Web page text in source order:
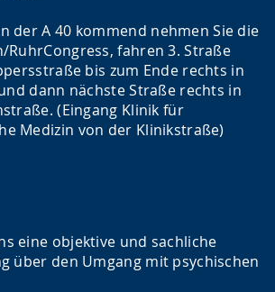
der A 40 kommend nehmen Sie die
RuhrCongress, fahren 3. Straße
bis zum Ende rechts in
dann nächste Straße rechts in
(Eingang Klinik für
Medizin von der Klinikstraße)
eine objektive und sachliche
über den Umgang mit psychischen